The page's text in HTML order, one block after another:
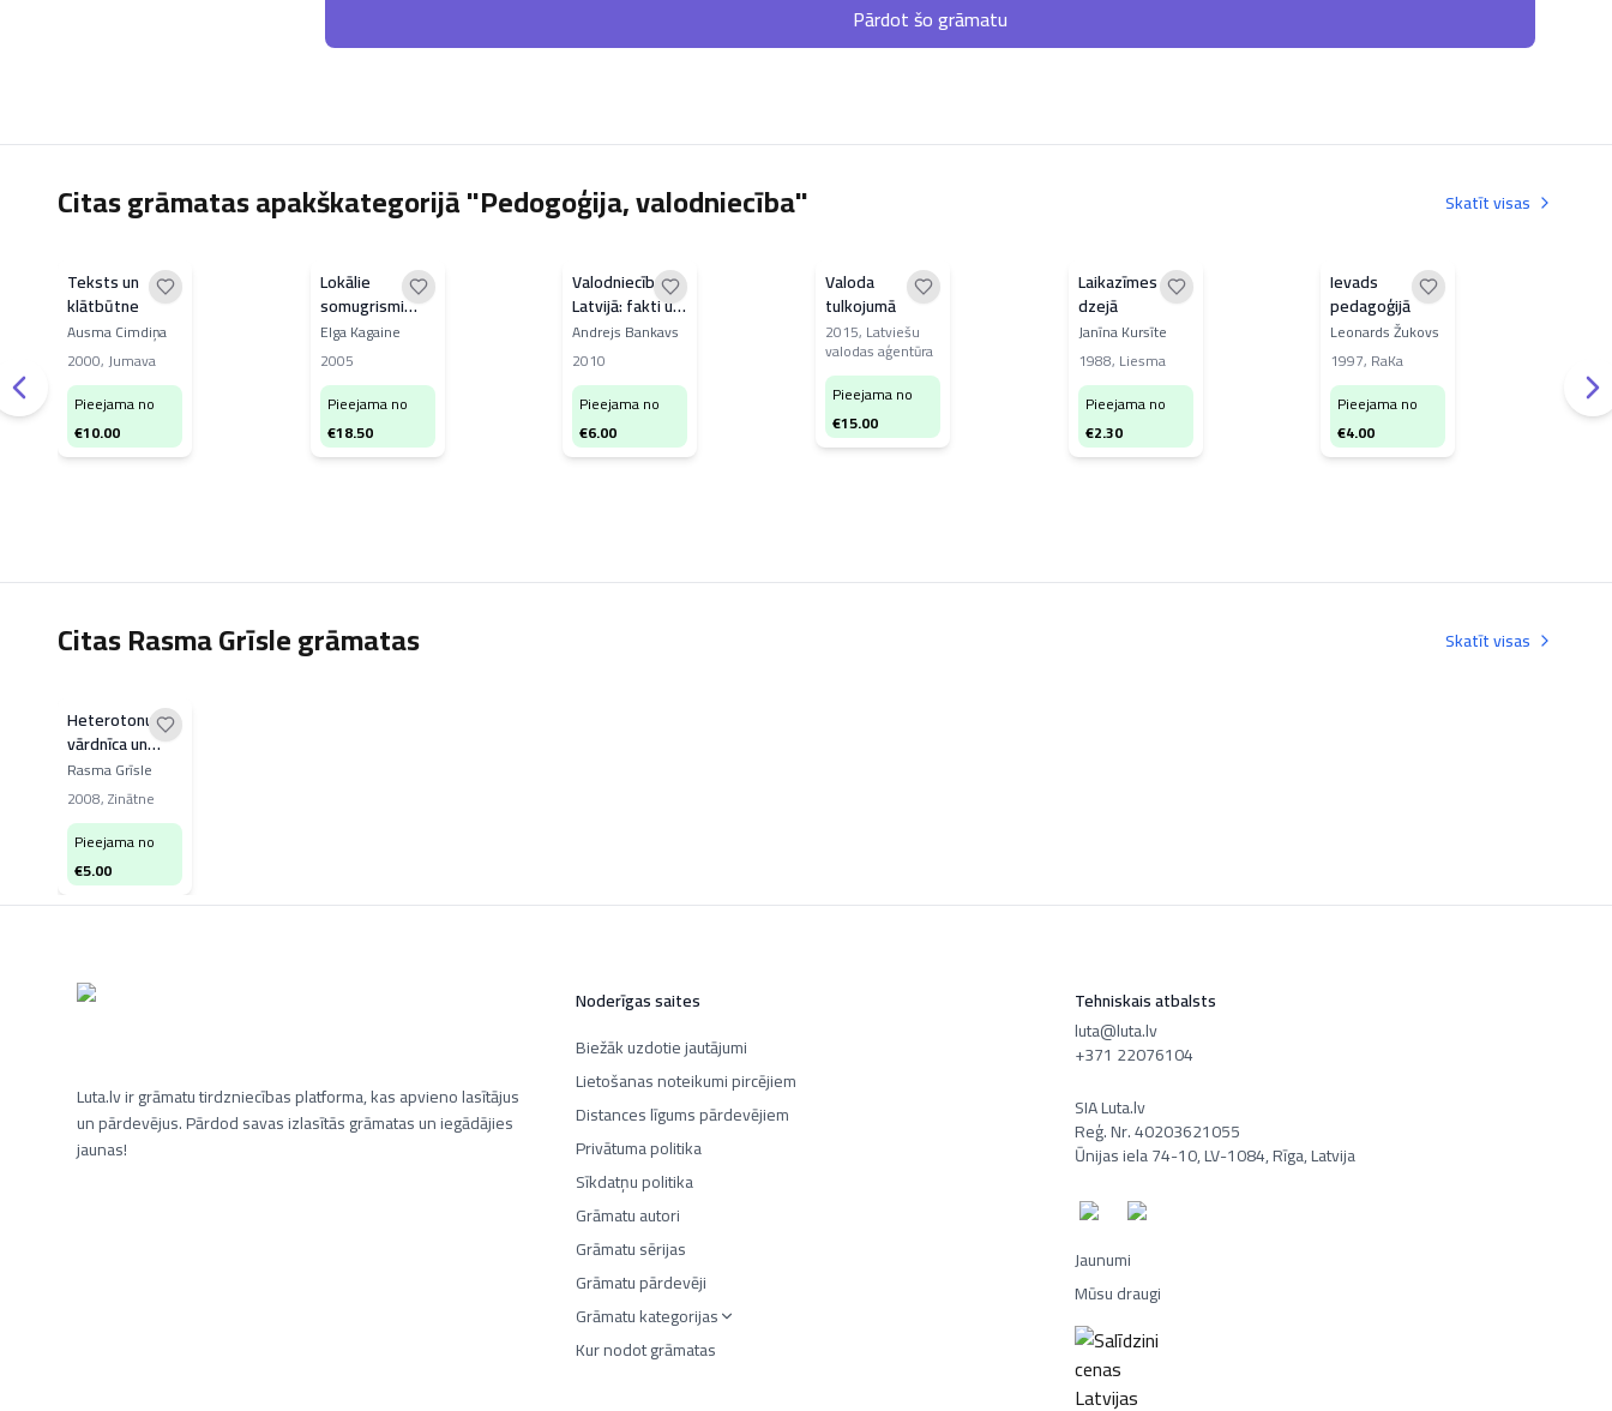
Pārdot šo grāmatu
Citas grāmatas apakškategorijā "Pedogoģija, valodniecība" Skatīt visas
Teksts un
klātbūtne
Ausma Cimdiņa
2000,Jumava
Pieejama no
€10.00
Lokālie
somugrismi
latviešu
valodas
Ziemeļrietumvidzemes
izloksnēs
Elga Kagaine
2005
Pieejama no
€18.50
Valodniecība
Latvijā: fakti un
biogrāfijas
Andrejs Bankavs
2010
Pieejama no
€6.00
Valoda
tulkojumā
2015, Latviešu
valodas aģentūra
Pieejama no
€15.00
Laikazīmes
dzejā
Janīna Kursīte
1988, Liesma
Pieejama no
€2.30
Ievads
pedagoģijā
Leonards Žukovs
1997, RaKa
Pieejama no
€4.00
Citas Rasma Grīsle grāmatas Skatīt visas
Heterotonu
vārdnīca un
heterotonijas
pētījumi
Rasma Grīsle
2008,Zinātne
Pieejama no
€5.00
Luta.lv ir grāmatu tirdzniecības platforma, kas apvieno lasītājus
un pārdevējus. Pārdod savas izlasītās grāmatas un iegādājies
jaunas!
Noderīgas saites
Biežāk uzdotie jautājumi
Lietošanas noteikumi pircējiem
Distances līgums pārdevējiem
Privātuma politika
Sīkdatņu politika
Grāmatu autori
Grāmatu sērijas
Grāmatu pārdevēji
Grāmatu kategorijas
Kur nodot grāmatas
Tehniskais atbalsts
luta@luta.lv
+371 22076104
SIA Luta.lv
Reģ. Nr. 40203621055
Ūnijas iela 74-10, LV-1084, Rīga, Latvija
Jaunumi
Mūsu draugi